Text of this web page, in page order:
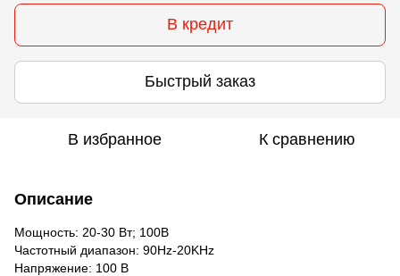
В кредит
Быстрый заказ
В избранное К сравнению
Описание
Мощность: 20-30 Вт; 100В
Частотный диапазон: 90Hz-20KHz
Напряжение: 100 В